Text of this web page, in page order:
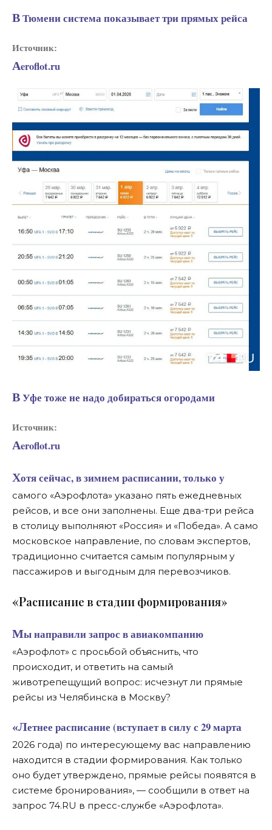
В Тюмени система показывает три прямых рейса
Источник:
Aeroflot.ru
В Уфе тоже не надо добираться огородами
Источник:
Aeroflot.ru
Хотя сейчас, в зимнем расписании, только у
самого «Аэрофлота» указано пять ежедневных
рейсов, и все они заполнены. Еще два-три рейса
в столицу выполняют «Россия» и «Победа». А само
московское направление, по словам экспертов,
традиционно считается самым популярным у
пассажиров и выгодным для перевозчиков.
«Расписание в стадии формирования»
Мы направили запрос в авиакомпанию
«Аэрофлот» с просьбой объяснить, что
происходит, и ответить на самый
животрепещущий вопрос: исчезнут ли прямые
рейсы из Челябинска в Москву?
«Летнее расписание (вступает в силу с 29 марта
2026 года) по интересующему вас направлению
находится в стадии формирования. Как только
оно будет утверждено, прямые рейсы появятся в
системе бронирования», — сообщили в ответ на
запрос 74.RU в пресс-службе «Аэрофлота».